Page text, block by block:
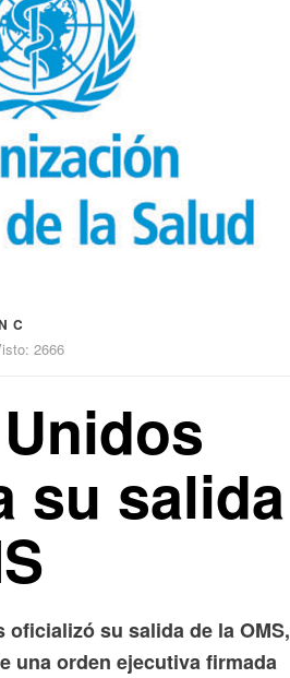
C
2666
su salida
su salida de la OMS,
una orden ejecutiva firmada